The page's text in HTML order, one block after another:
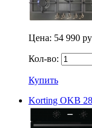
Цена: 54 990
Кол-во:
Купить
Korting OKB